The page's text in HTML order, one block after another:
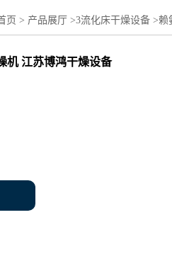
页 > 产品展厅 >3流化床干燥设备 >赖
机 江苏博鸿干燥设备